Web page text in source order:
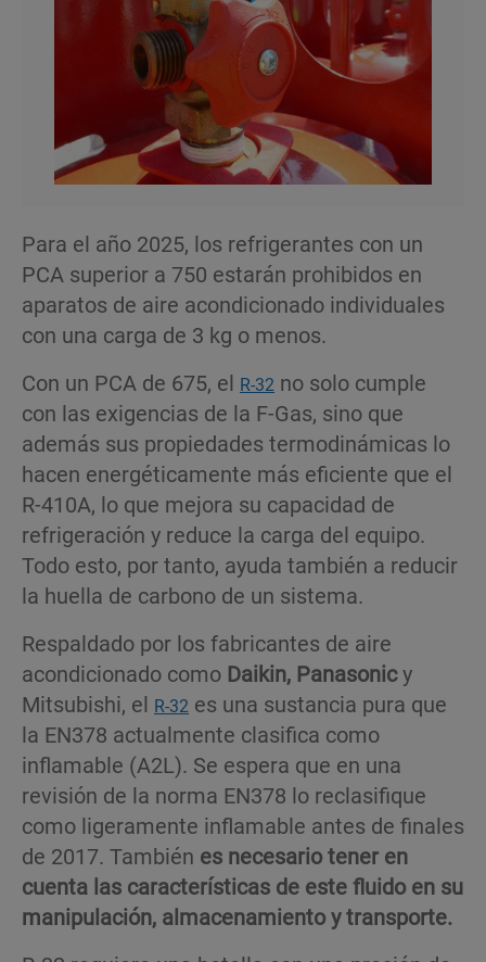
Para el año 2025, los refrigerantes con un
PCA superior a 750 estarán prohibidos en
aparatos de aire acondicionado individuales
con una carga de 3 kg o menos.
Con un PCA de 675, el R-32 no solo cumple
con las exigencias de la F-Gas, sino que
además sus propiedades termodinámicas lo
hacen energéticamente más eficiente que el
R-410A, lo que mejora su capacidad de
refrigeración y reduce la carga del equipo.
Todo esto, por tanto, ayuda también a reducir
la huella de carbono de un sistema.
Respaldado por los fabricantes de aire
acondicionado como Daikin, Panasonicy
Mitsubishi, el R-32 es una sustancia pura que
la EN378 actualmente clasifica como
inflamable (A2L). Se espera que en una
revisión de la norma EN378 lo reclasifique
como ligeramente inflamable antes de finales
de 2017. También es necesario tener en
cuenta las características de este fluido en su
manipulación, almacenamiento y transporte.